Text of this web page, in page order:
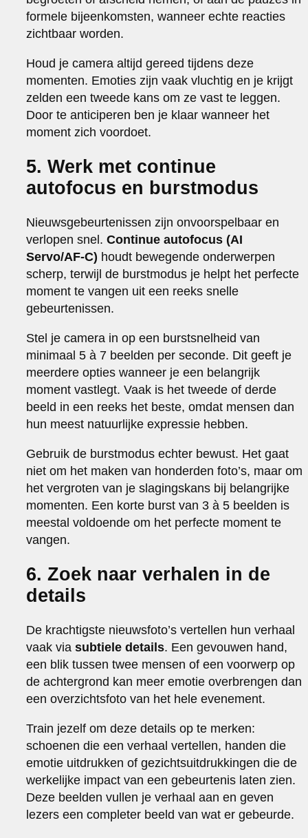
formele bijeenkomsten, wanneer echte reacties
zichtbaar worden.
Houd je camera altijd gereed tijdens deze
momenten. Emoties zijn vaak vluchtig en je krijgt
zelden een tweede kans om ze vast te leggen.
Door te anticiperen ben je klaar wanneer het
moment zich voordoet.
5. Werk met continue
autofocus en burstmodus
Nieuwsgebeurtenissen zijn onvoorspelbaar en
verlopen snel.Continue autofocus (AI
Servo/AF-C) houdt bewegende onderwerpen
scherp, terwijl de burstmodus je helpt het perfecte
moment te vangen uit een reeks snelle
gebeurtenissen.
Stel je camera in op een burstsnelheid van
minimaal 5 à 7 beelden per seconde. Dit geeft je
meerdere opties wanneer je een belangrijk
moment vastlegt. Vaak is het tweede of derde
beeld in een reeks het beste, omdat mensen dan
hun meest natuurlijke expressie hebben.
Gebruik de burstmodus echter bewust. Het gaat
niet om het maken van honderden foto’s, maar om
het vergroten van je slagingskans bij belangrijke
momenten. Een korte burst van 3 à 5 beelden is
meestal voldoende om het perfecte moment te
vangen.
6. Zoek naar verhalen in de
details
De krachtigste nieuwsfoto’s vertellen hun verhaal
vaak viasubtiele details. Een gevouwen hand,
een blik tussen twee mensen of een voorwerp op
de achtergrond kan meer emotie overbrengen dan
een overzichtsfoto van het hele evenement.
Train jezelf om deze details op te merken:
schoenen die een verhaal vertellen, handen die
emotie uitdrukken of gezichtsuitdrukkingen die de
werkelijke impact van een gebeurtenis laten zien.
Deze beelden vullen je verhaal aan en geven
lezers een completer beeld van wat er gebeurde.